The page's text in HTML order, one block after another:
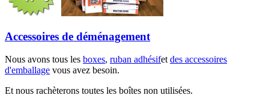
Accessoires de déménagement
Nous avons tous les boxes, ruban adhésifetdes accessoires
d'emballage vous avez besoin.
Et nous rachèterons toutes les boîtes non utilisées.